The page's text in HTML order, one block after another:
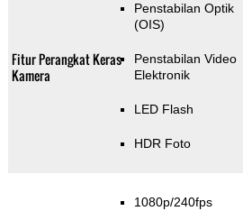
Fitur Perangkat Keras
Kamera
Penstabilan Optik
(OIS)
Penstabilan Video
Elektronik
LED Flash
HDR Foto
1080p/240fps